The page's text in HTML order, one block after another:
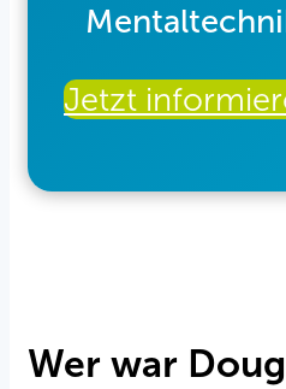
Jetzt
Wer war